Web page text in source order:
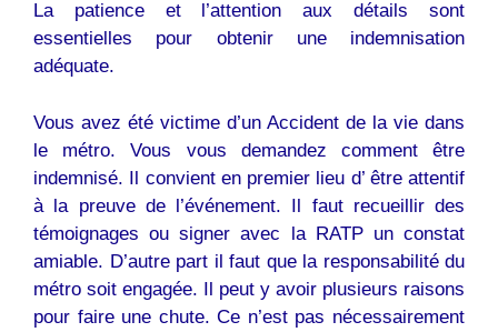
La patience et l’attention aux détails sont
essentielles pour obtenir une indemnisation
adéquate.
Vous avez été victime d’un Accident de la vie dans
le métro. Vous vous demandez comment être
indemnisé. Il convient en premier lieu d’ être attentif
à la preuve de l’événement. Il faut recueillir des
témoignages ou signer avec la RATP un constat
amiable. D’autre part il faut que la responsabilité du
métro soit engagée. Il peut y avoir plusieurs raisons
pour faire une chute. Ce n’est pas nécessairement